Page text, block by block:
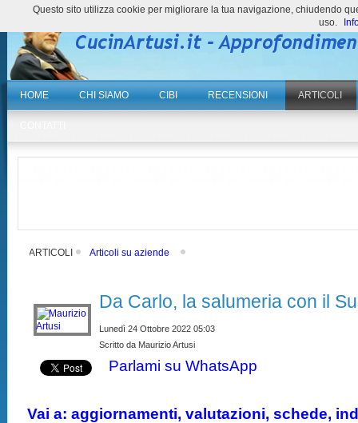
HOME CHI SIAMO CIBI RECENSIONI ARTICOLI
ARTICOLI Articoli su aziende
Da Carlo, la salumeria con il
Lunedì 24 Ottobre 2022 05:03
Scritto da Maurizio Artusi
Parlami su WhatsApp
Vai a: aggiornamenti, valutazioni, schede,
Questo sito utilizza cookie per migliorare la tua navigazione, chiudendo
uso.